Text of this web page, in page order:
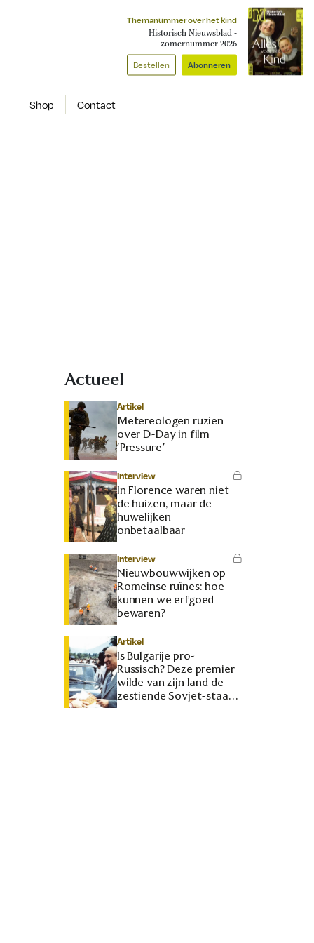
Themanummer over het kind
Historisch Nieuwsblad -
zomernummer 2026
Bestellen Abonneren
Shop Contact
Actueel
Artikel
Metereologen ruziën
over D-Day in film
‘Pressure’
Interview
In Florence waren niet
de huizen, maar de
huwelijken
onbetaalbaar
Interview
Nieuwbouwwijken op
Romeinse ruïnes: hoe
kunnen we erfgoed
bewaren?
Artikel
Is Bulgarije pro-
Russisch? Deze premier
wilde van zijn land de
zestiende Sovjet-staat
maken